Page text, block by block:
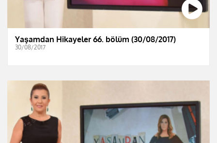
Yaşamdan Hikayeler 66. bölüm (30/08/2017)
30/08/2017